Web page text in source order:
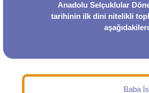
Anadolu Selçuklular
tarihinin ilk dini nitelikli
Baba